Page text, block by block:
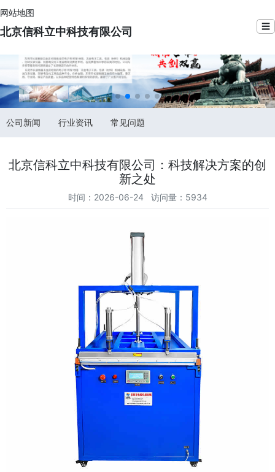
网站地图
北京信科立中科技有限公司 ☰
公司新闻 行业资讯 常见问题
北京信科立中科技有限公司：科技解决方案的创
新之处
时间：2026-06-24 访问量：5934